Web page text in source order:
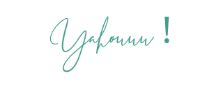
Yahouuu !